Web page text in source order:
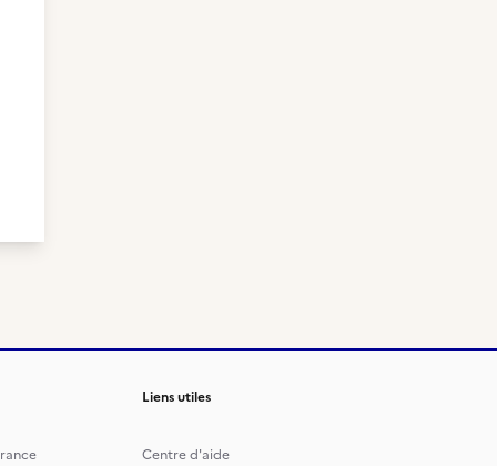
Liens utiles
Centre d'aide